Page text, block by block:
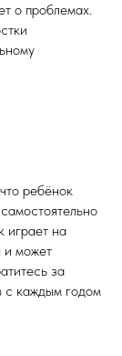
о проблемах.
ребёнок
играет на
и может
за
с каждым годом